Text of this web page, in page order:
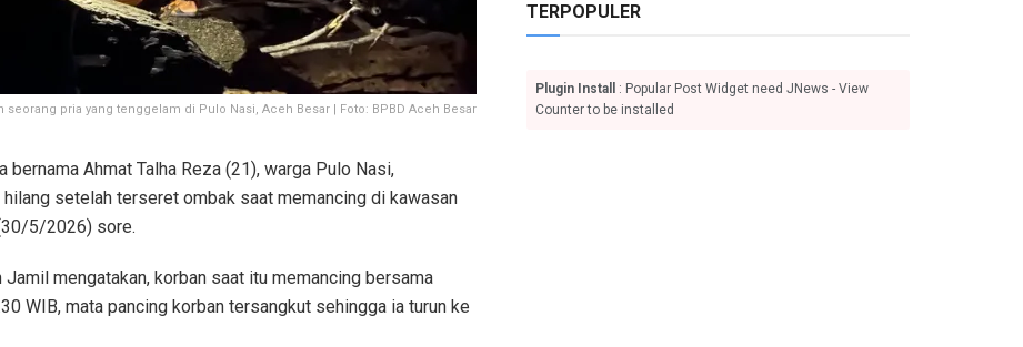
seorang pria yang tenggelam di Pulo Nasi, Aceh Besar | Foto: BPBD Aceh Besar
bernama Ahmat Talha Reza (21), warga Pulo Nasi,
setelah terseret ombak saat memancing di kawasan
5/2026) sore.
mengatakan, korban saat itu memancing bersama
WIB, mata pancing korban tersangkut sehingga ia turun ke
TERPOPULER
Plugin Install
: Popular Post Widget need JNews - View
Counter to be installed